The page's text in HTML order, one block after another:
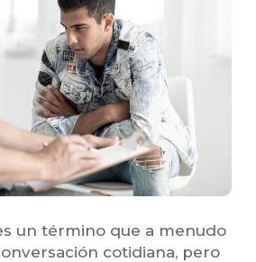
un término que a menudo
cotidiana, pero